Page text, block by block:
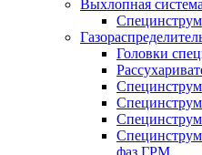
Выхлопная система
Головки
фаз ГРМ